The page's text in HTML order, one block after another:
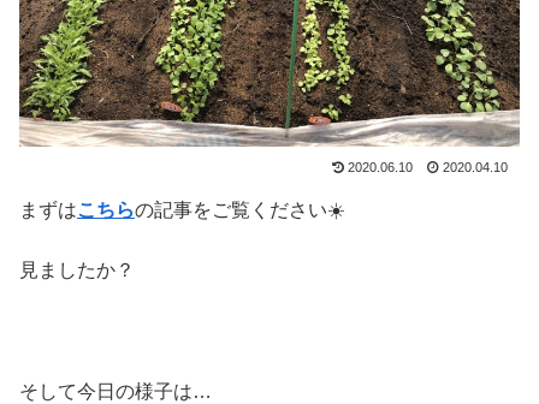
2020.06.10 2020.04.10
まずはこちらの記事をご覧ください☀️
見ましたか？
そして今日の様子は…